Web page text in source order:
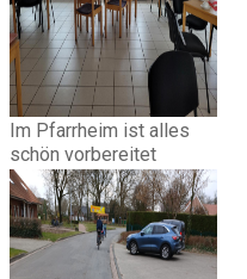
Im Pfarrheim ist alles
schön vorbereitet